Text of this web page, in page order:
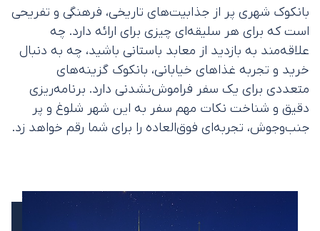
بانکوک شهری پر از جذابیت‌های تاریخی، فرهنگی و تفریحی
است که برای هر سلیقه‌ای چیزی برای ارائه دارد. چه
علاقه‌مند به بازدید از معابد باستانی باشید، چه به دنبال
خرید و تجربه غذاهای خیابانی، بانکوک گزینه‌های
متعددی برای یک سفر فراموش‌نشدنی دارد. برنامه‌ریزی
دقیق و شناخت نکات مهم سفر به این شهر شلوغ و پر
جنب‌وجوش، تجربه‌ای فوق‌العاده را برای شما رقم خواهد زد.